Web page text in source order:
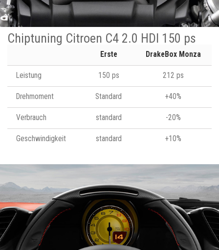
Chiptuning Citroen C4 2.0 HDI 150 ps
Erste DrakeBox Monza
Leistung 150 ps 212 ps
Drehmoment Standard +40%
Verbrauch standard -20%
Geschwindigkeit standard +10%